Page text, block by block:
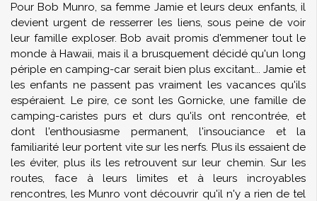
Pour Bob Munro, sa femme Jamie et leurs deux enfants, il
devient urgent de resserrer les liens, sous peine de voir
leur famille exploser. Bob avait promis d'emmener tout le
monde à Hawaii, mais il a brusquement décidé qu'un long
périple en camping-car serait bien plus excitant... Jamie et
les enfants ne passent pas vraiment les vacances qu'ils
espéraient. Le pire, ce sont les Gornicke, une famille de
camping-caristes purs et durs qu'ils ont rencontrée, et
dont l'enthousiasme permanent, l'insouciance et la
familiarité leur portent vite sur les nerfs. Plus ils essaient de
les éviter, plus ils les retrouvent sur leur chemin. Sur les
routes, face à leurs limites et à leurs incroyables
rencontres, les Munro vont découvrir qu'il n'y a rien de tel